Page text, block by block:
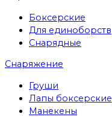
Боксерские
Для единоборств
Снарядные
Снаряжение
Груши
Лапы боксерские
Манекены